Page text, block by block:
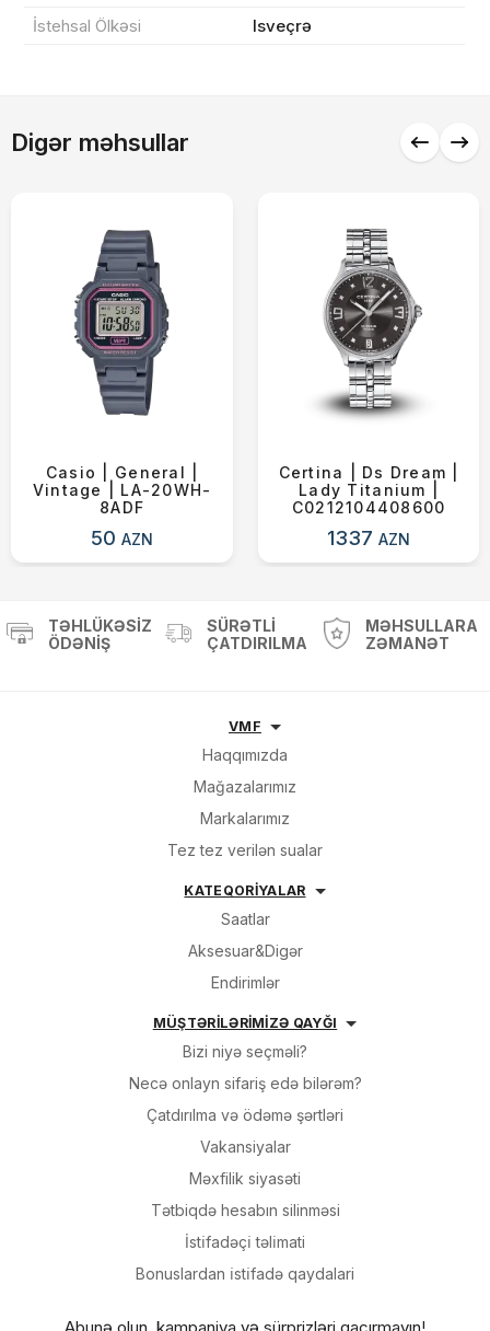
İstehsal Ölkəsi
Isveçrə
Digər məhsullar
Casio | General |
Vintage | LA-20WH-
8ADF
50AZN
Certina | Ds Dream |
Lady Titanium |
C0212104408600
1337AZN
TƏHLÜKƏSIZ
ÖDƏNIŞ
SÜRƏTLI
ÇATDIRILMA
MƏHSULLARA
ZƏMANƏT
VMF
Haqqımızda
Mağazalarımız
Markalarımız
Tez tez verilən sualar
KATEQORİYALAR
Saatlar
Aksesuar&Digər
Endirimlər
MÜŞTƏRİLƏRİMİZƏ QAYĞI
Bizi niyə seçməli?
Necə onlayn sifariş edə bilərəm?
Çatdırılma və ödəmə şərtləri
Vakansiyalar
Məxfilik siyasəti
Tətbiqdə hesabın silinməsi
İsti̇fadəçi̇ təli̇mati
Bonuslardan i̇sti̇fadə qaydalari